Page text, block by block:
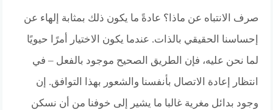
صرف الانتباه عن ماذا؟ عادةً ما يكون ذلك بمثابة إلهاء عن
إحساسنا الحقيقي بالذات. عندما يكون الاختيار أمرًا حيويًا
لما نحن عليه، فإن الطريق الصحيح موجود بالفعل – في
انتظار إعادة الاتصال بأنفسنا والشعور بهذا التوافق. إن
وجود بدائل مغرية غالبا ما يشير إلى خوفنا من أن نسكن